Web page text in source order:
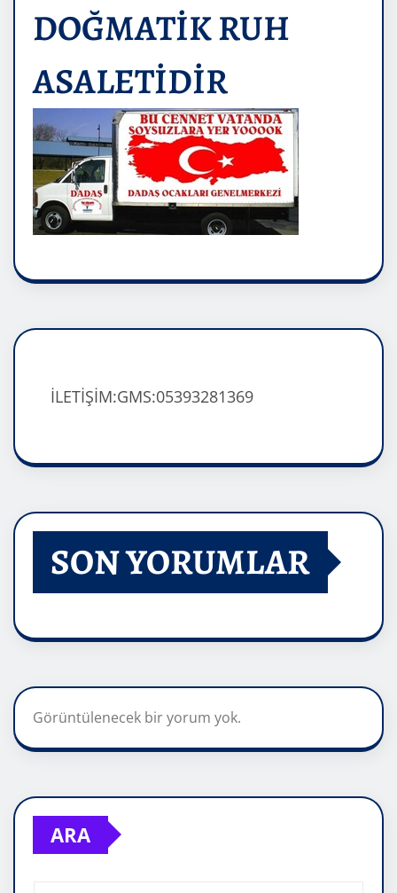
DOĞMATİK RUH
ASALETİDİR
İLETİŞİM:GMS:05393281369
SON YORUMLAR
Görüntülenecek bir yorum yok.
ARA